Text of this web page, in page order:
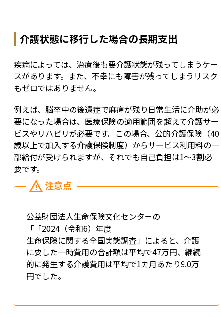
介護状態に移行した場合の長期支出
疾病によっては、治療後も要介護状態が残ってしまうケー
スがあります。また、不幸にも障害が残ってしまうリスク
もゼロではありません。
例えば、脳卒中の後遺症で麻痺が残り日常生活に介助が必
要になった場合は、医療保険の適用範囲を超えて介護サー
ビスやリハビリが必要です。この場合、公的介護保険（40
歳以上で加入する介護保険制度）からサービス利用料の一
部給付が受けられますが、それでも自己負担は1～3割必
要です。
公益財団法人生命保険文化センターの
「「2024（令和6）年度
生命保険に関する全国実態調査」によると、介護
に要した一時費用の合計額は平均で47万円、継続
的に発生する介護費用は平均で1カ月あたり9.0万
円でした。